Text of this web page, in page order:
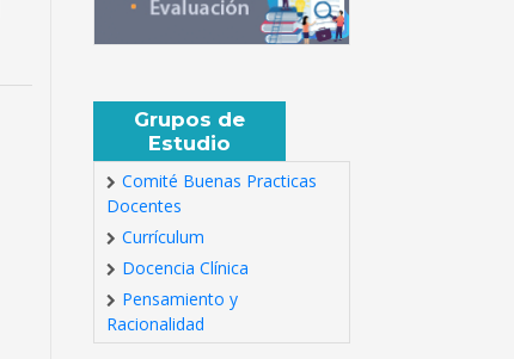
Grupos de
Estudio
Comité Buenas Practicas
Docentes
Currículum
Docencia Clínica
Pensamiento y
Racionalidad